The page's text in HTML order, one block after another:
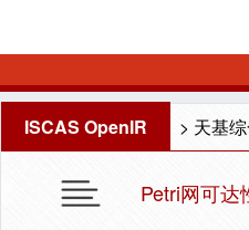
ISCAS OpenIR > 天基
Petri网可达